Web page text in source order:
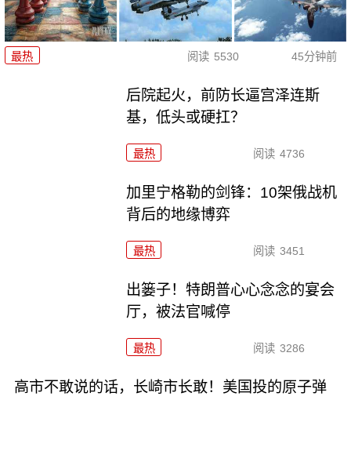
最热 阅读 5530 45分钟前
后院起火，前防长逼宫泽连斯
基，低头或硬扛？
最热 阅读 4736
加里宁格勒的剑锋：10架俄战机
背后的地缘博弈
最热 阅读 3451
出篓子！特朗普心心念念的宴会
厅，被法官喊停
最热 阅读 3286
高市不敢说的话，长崎市长敢！美国投的原子弹